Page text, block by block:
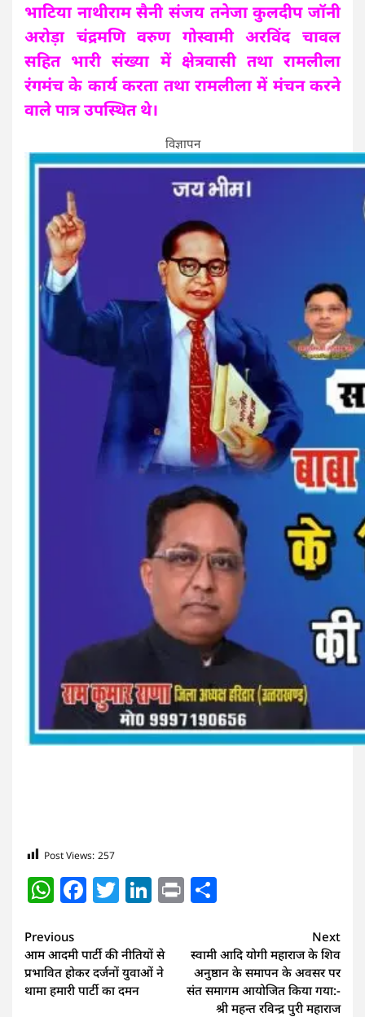
भाटिया नाथीराम सैनी संजय तनेजा कुलदीप जॉनी
अरोड़ा चंद्रमणि वरुण गोस्वामी अरविंद चावल
सहित भारी संख्या में क्षेत्रवासी तथा रामलीला
रंगमंच के कार्य करता तथा रामलीला में मंचन करने
वाले पात्र उपस्थित थे।
विज्ञापन
Post Views: 257
WhatsApp
Facebook
Twitter
LinkedIn
Print
Continue
Reading
Previous
आम आदमी पार्टी की नीतियों से
प्रभावित होकर दर्जनों युवाओं ने
थामा हमारी पार्टी का दमन
Next
स्वामी आदि योगी महाराज के शिव
अनुष्ठान के समापन के अवसर पर
संत समागम आयोजित किया गया:-
श्री महन्त रविन्द्र पुरी महाराज